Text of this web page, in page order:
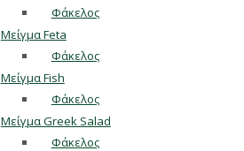
Φάκελος
Μείγμα Feta
Φάκελος
Μείγμα Fish
Φάκελος
Μείγμα Greek Salad
Φάκελος